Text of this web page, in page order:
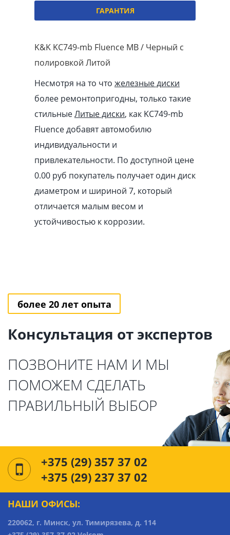
ГАРАНТИЯ
K&K KC749-mb Fluence MB / Черный с
полировкой Литой
Несмотря на то что железные диски
более ремонтопригодны, только такие
стильныеЛитые диски, как KC749-mb
Fluence добавят автомобилю
индивидуальности и
привлекательности. По доступной цене
0.00 pуб покупатель получает один диск
диаметром и шириной 7, который
отличается малым весом и
устойчивостью к коррозии.
более 20 лет опыта
Консультация от экспертов
ПОЗВОНИТЕ НАМ И МЫ
ПОМОЖЕМ СДЕЛАТЬ
ПРАВИЛЬНЫЙ ВЫБОР
+375 (29) 357 37 02
+375 (29) 237 37 02
НАШИ ОФИСЫ:
220062, г. Минск, ул. Тимирязева, д. 114